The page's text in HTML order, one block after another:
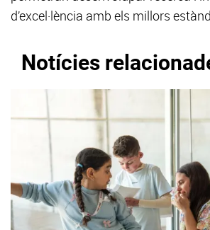
d’excel·lència amb els millors
Notícies